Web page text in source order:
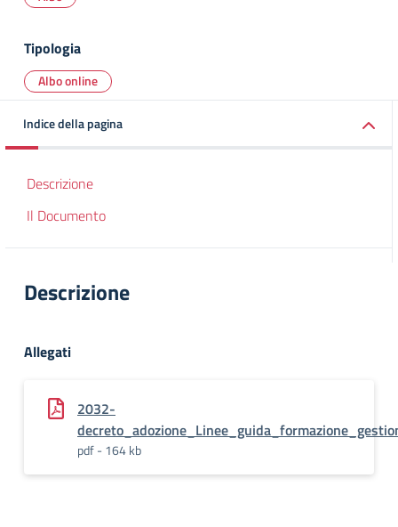
Tipologia
Albo online
Indice della pagina
Descrizione
Il Documento
Descrizione
Allegati
2032-
pdf - 164 kb